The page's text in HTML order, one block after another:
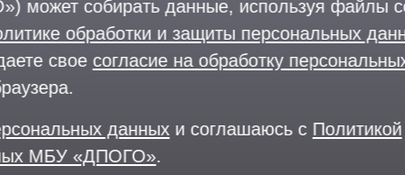
может собирать данные, используя файлы
обработки и защиты персональных
свое согласие на обработку
данныхи соглашаюсь с Политикой
МБУ «ДПОГО».